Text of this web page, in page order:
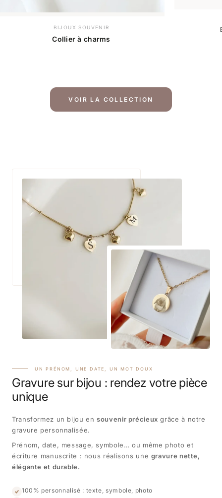
BIJOUX SOUVENIR
Collier à charms
VOIR LA COLLECTION
UN PRÉNOM, UNE DATE, UN MOT DOUX
Gravure sur bijou : rendez votre pièce
unique
Transformez un bijou ensouvenir précieux grâce à notre
gravure personnalisée.
Prénom, date, message, symbole… ou même photo et
écriture manuscrite : nous réalisons une gravure nette,
élégante et durable.
100% personnalisé : texte, symbole, photo